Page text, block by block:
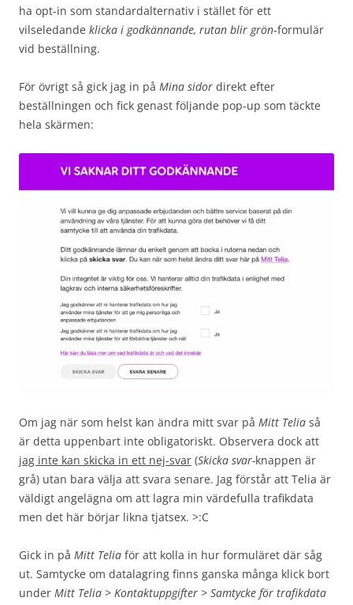
ha opt-in som standardalternativ i stället för ett
vilseledande klicka i godkännande, rutan blir grön-formulär
vid beställning.
För övrigt så gick jag in på Mina sidor direkt efter
beställningen och fick genast följande pop-up som täckte
hela skärmen:
Om jag när som helst kan ändra mitt svar på Mitt Telia så
är detta uppenbart inte obligatoriskt. Observera dock att
jag inte kan skicka in ett nej-svar (Skicka svar-knappen är
grå) utan bara välja att svara senare. Jag förstår att Telia är
väldigt angelägna om att lagra min värdefulla trafikdata
men det här börjar likna tjatsex. >:C
Gick in på Mitt Telia för att kolla in hur formuläret där såg
ut. Samtycke om datalagring finns ganska många klick bort
under Mitt Telia > Kontaktuppgifter > Samtycke för trafikdata